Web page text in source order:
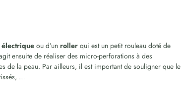
électrique ou d’unroller qui est un petit rouleau doté de
ensuite de réaliser des micro-perforations à des
de la peau. Par ailleurs, il est important de souligner que le
…